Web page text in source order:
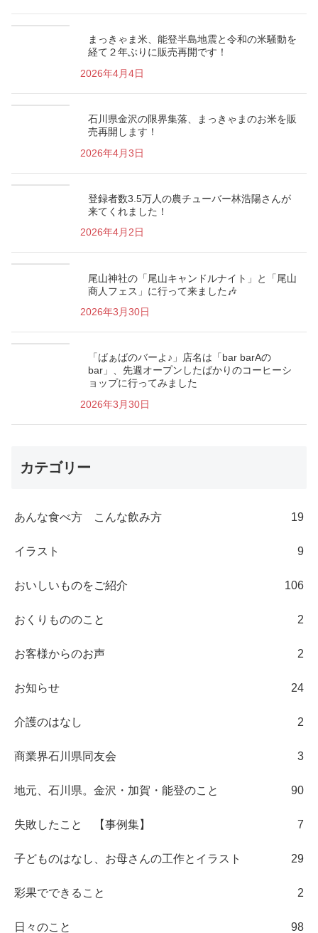
まっきゃま米、能登半島地震と令和の米騒動を
経て２年ぶりに販売再開です！
2026年4月4日
石川県金沢の限界集落、まっきゃまのお米を販
売再開します！
2026年4月3日
登録者数3.5万人の農チューバー林浩陽さんが
来てくれました！
2026年4月2日
尾山神社の「尾山キャンドルナイト」と「尾山
商人フェス」に行って来ました🎶
2026年3月30日
「ばぁばのバーよ♪」店名は「bar barAの
bar」、先週オープンしたばかりのコーヒーシ
ョップに行ってみました
2026年3月30日
カテゴリー
あんな食べ方 こんな飲み方 19
イラスト 9
おいしいものをご紹介 106
おくりもののこと 2
お客様からのお声 2
お知らせ 24
介護のはなし 2
商業界石川県同友会 3
地元、石川県。金沢・加賀・能登のこと 90
失敗したこと 【事例集】 7
子どものはなし、お母さんの工作とイラスト 29
彩果でできること 2
日々のこと 98